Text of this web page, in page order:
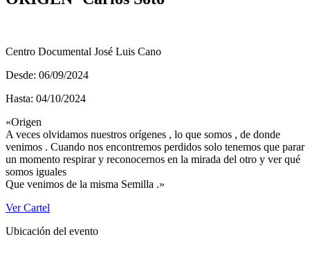
Centro Documental José Luis Cano
Desde: 06/09/2024
Hasta: 04/10/2024
«Origen
A veces olvidamos nuestros orígenes , lo que somos , de donde
venimos . Cuando nos encontremos perdidos solo tenemos que parar
un momento respirar y reconocernos en la mirada del otro y ver qué
somos iguales
Que venimos de la misma Semilla .»
Ver Cartel
Ubicación del evento